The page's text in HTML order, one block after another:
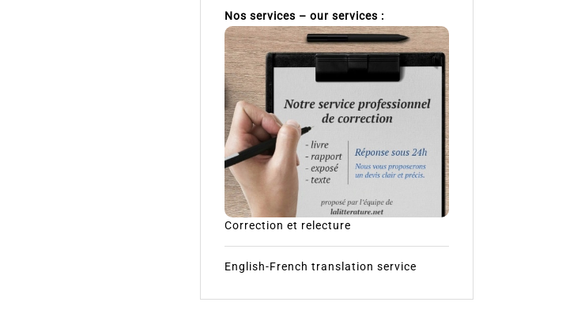
Nos services – our services :
Correction et relecture
English-French translation service